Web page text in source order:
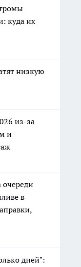
куда их
низкую
из-за
и
очереди
в
дней":